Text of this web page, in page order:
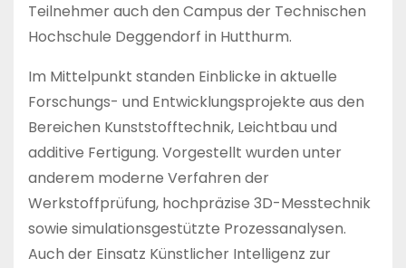
Teilnehmer auch den Campus der Technischen
Hochschule Deggendorf in Hutthurm.
Im Mittelpunkt standen Einblicke in aktuelle
Forschungs- und Entwicklungsprojekte aus den
Bereichen Kunststofftechnik, Leichtbau und
additive Fertigung. Vorgestellt wurden unter
anderem moderne Verfahren der
Werkstoffprüfung, hochpräzise 3D-Messtechnik
sowie simulationsgestützte Prozessanalysen.
Auch der Einsatz Künstlicher Intelligenz zur